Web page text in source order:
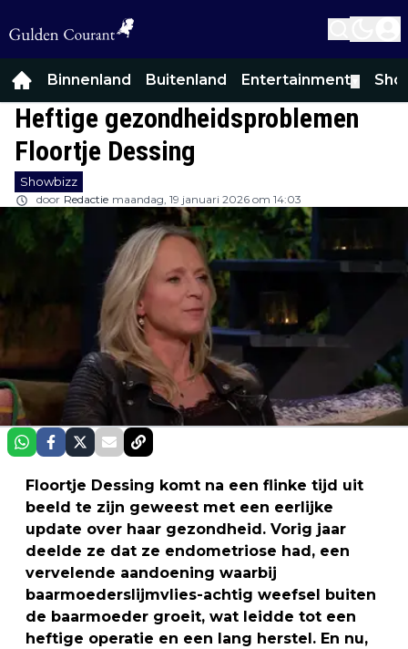
Binnenland Buitenland Entertainment
Heftige gezondheidsproblemen
Floortje Dessing
Showbizz
door Redactie maandag, 19 januari 2026 om 14:03
Floortje Dessing komt na een flinke tijd uit
beeld te zijn geweest met een eerlijke
update over haar gezondheid. Vorig jaar
deelde ze dat ze endometriose had, een
vervelende aandoening waarbij
baarmoederslijmvlies-achtig weefsel buiten
de baarmoeder groeit, wat leidde tot een
heftige operatie en een lang herstel. En nu,